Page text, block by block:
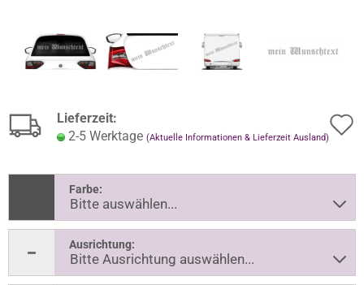
Lieferzeit:
2-5 Werktage (Aktuelle Informationen & Lieferzeit Ausland)
Farbe:
Ausrichtung: